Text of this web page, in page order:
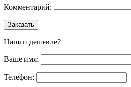
Комментарий:
Заказать
Нашли дешевле?
Ваше имя:
Телефон: